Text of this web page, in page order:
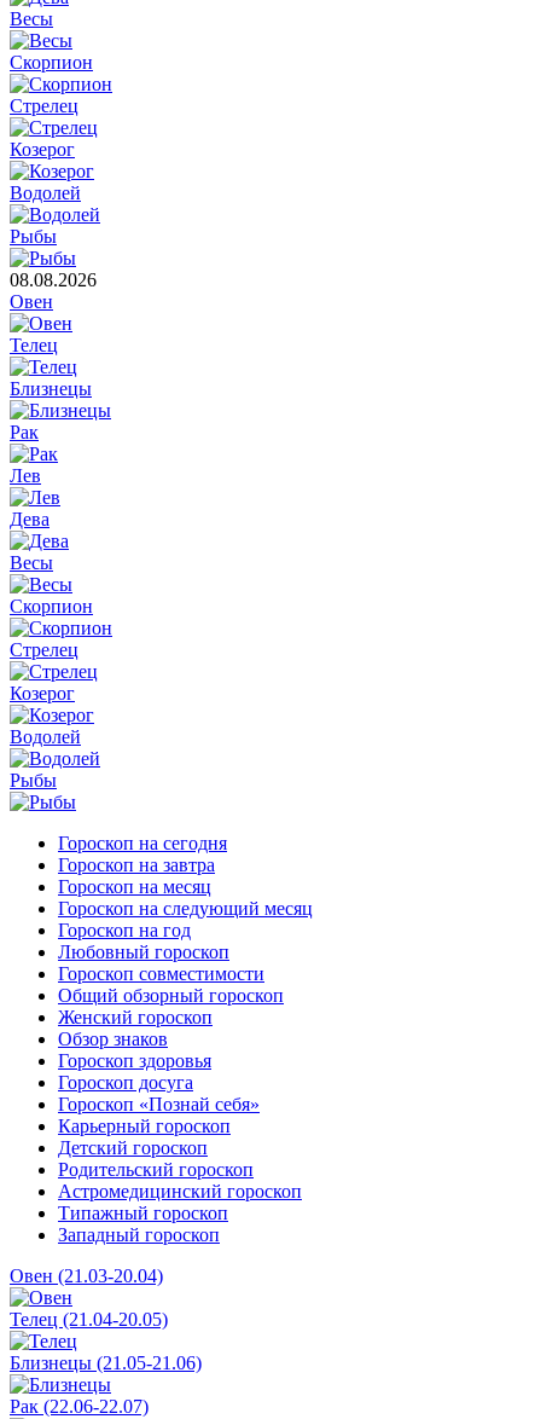
Весы
Скорпион
Стрелец
Козерог
Водолей
Рыбы
08.08.2026
Овен
Телец
Близнецы
Рак
Лев
Дева
Весы
Скорпион
Стрелец
Козерог
Водолей
Рыбы
Гороскоп на сегодня
Гороскоп на завтра
Гороскоп на месяц
Гороскоп на следующий месяц
Гороскоп на год
Любовный гороскоп
Гороскоп совместимости
Общий обзорный гороскоп
Женский гороскоп
Обзор знаков
Гороскоп здоровья
Гороскоп досуга
Гороскоп «Познай себя»
Карьерный гороскоп
Детский гороскоп
Родительский гороскоп
Астромедицинский гороскоп
Типажный гороскоп
Западный гороскоп
Овен (21.03-20.04)
Телец (21.04-20.05)
Близнецы (21.05-21.06)
Рак (22.06-22.07)